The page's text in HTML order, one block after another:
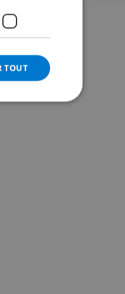
CATALAN
ITALIAN
NORWEGIAN
TOUT